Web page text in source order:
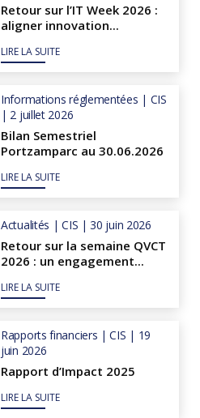
Retour sur l’IT Week 2026 :
aligner innovation...
LIRE LA SUITE
Informations réglementées | CIS
| 2 juillet 2026
Bilan Semestriel
Portzamparc au 30.06.2026
LIRE LA SUITE
Actualités | CIS | 30 juin 2026
Retour sur la semaine QVCT
2026 : un engagement...
LIRE LA SUITE
Rapports financiers | CIS | 19
juin 2026
Rapport d’Impact 2025
LIRE LA SUITE